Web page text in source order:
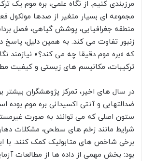
مرزبندی کنیم. از نگاه علمی، بره موم یک
مجموعه ای بسیار متغیر از صدها مولکول
منطقه جغرافیایی، پوشش گیاهی، فصل
زنبور تفاوت می کند. به همین دلیل،
که «بره موم دقیقا چه می کند؟» نیازمند
ترکیبات، مکانیسم های زیستی و کیفیت
در سال های اخیر، تمرکز پژوهشگران بیشتر
ضدالتهابی و آنتی اکسیدانی بره موم
ستون اصلی که می توانند به صورت
شرایط مانند زخم های سطحی، مشکلات دهان
برخی شاخص های متابولیک کمک کنند. با
بود: بخش مهمی از داده ها از مطالعات